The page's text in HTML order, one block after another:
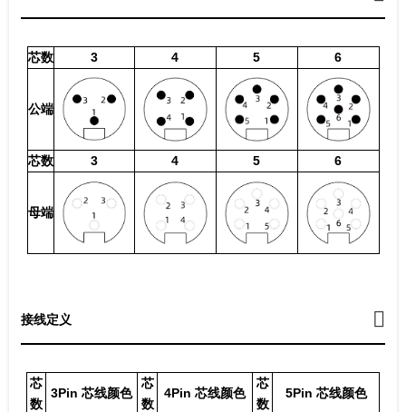
芯数 3 4 5 6
公端
芯数 3 4 5 6
母端
接线定义
芯
数
3Pin 芯线颜色
芯
数
4Pin 芯线颜色
芯
数
5Pin 芯线颜色